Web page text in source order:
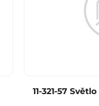
11-321-57